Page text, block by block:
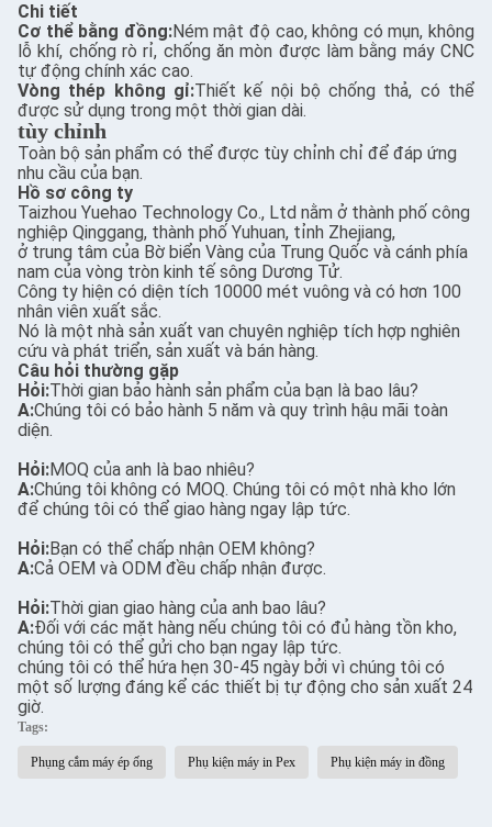
Chi tiết
Cơ thể bằng đồng:Ném mật độ cao, không có mụn, không
lỗ khí, chống rò rỉ, chống ăn mòn được làm bằng máy CNC
tự động chính xác cao.
Vòng thép không gỉ:Thiết kế nội bộ chống thả, có thể
được sử dụng trong một thời gian dài.
tùy chỉnh
Toàn bộ sản phẩm có thể được tùy chỉnh chỉ để đáp ứng
nhu cầu của bạn.
Hồ sơ công ty
Taizhou Yuehao Technology Co., Ltd nằm ở thành phố công
nghiệp Qinggang, thành phố Yuhuan, tỉnh Zhejiang,
ở trung tâm của Bờ biển Vàng của Trung Quốc và cánh phía
nam của vòng tròn kinh tế sông Dương Tử.
Công ty hiện có diện tích 10000 mét vuông và có hơn 100
nhân viên xuất sắc.
Nó là một nhà sản xuất van chuyên nghiệp tích hợp nghiên
cứu và phát triển, sản xuất và bán hàng.
Câu hỏi thường gặp
Hỏi:Thời gian bảo hành sản phẩm của bạn là bao lâu?
A:Chúng tôi có bảo hành 5 năm và quy trình hậu mãi toàn
diện.
Hỏi:MOQ của anh là bao nhiêu?
A:Chúng tôi không có MOQ. Chúng tôi có một nhà kho lớn
để chúng tôi có thể giao hàng ngay lập tức.
Hỏi:Bạn có thể chấp nhận OEM không?
A:Cả OEM và ODM đều chấp nhận được.
Hỏi:Thời gian giao hàng của anh bao lâu?
A:Đối với các mặt hàng nếu chúng tôi có đủ hàng tồn kho,
chúng tôi có thể gửi cho bạn ngay lập tức.
chúng tôi có thể hứa hẹn 30-45 ngày bởi vì chúng tôi có
một số lượng đáng kể các thiết bị tự động cho sản xuất 24
giờ.
Tags:
Phụng cắm máy ép ống Phụ kiện máy in Pex Phụ kiện máy in đồng